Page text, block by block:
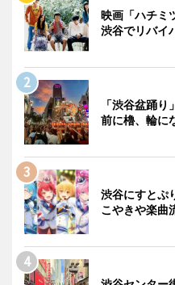
映画「ハチミ
渋谷でリバイ
「渋谷盆踊
前に櫓、輪に
渋谷にすとぷ
こやきや楽曲